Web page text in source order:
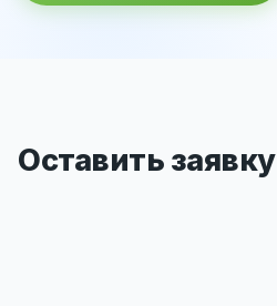
Оставить заявку